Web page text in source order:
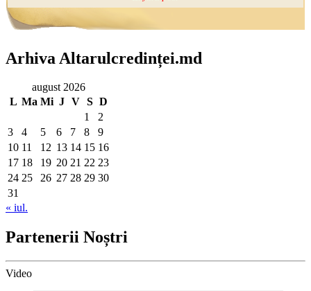
Arhiva Altarulcredinței.md
august 2026
L Ma Mi J V S D
1
2
3
4 5 6 7 8
9
10 11 12 13 14 15 16
17 18 19 20 21 22 23
24 25 26 27 28 29 30
31
« iul.
Partenerii Noștri
Video